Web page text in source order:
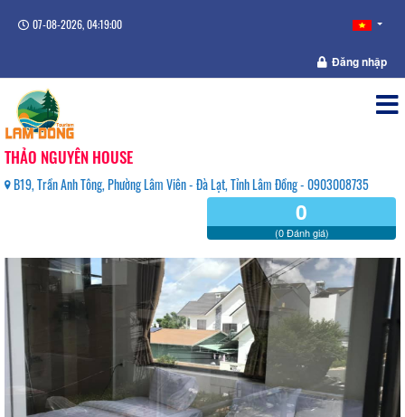
07-08-2026, 04:19:00
Đăng nhập
THẢO NGUYÊN HOUSE
B19, Trần Anh Tông, Phường Lâm Viên - Đà Lạt, Tỉnh Lâm Đồng - 0903008735
0
(0 Đánh giá)